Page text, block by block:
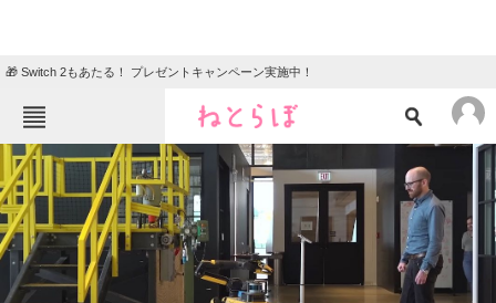
🎁 Switch 2もあたる！ プレゼントキャンペーン実施中！
ねとらぼメニュー
TOP ニュース
エンタメ クイズ
グルメ 地域